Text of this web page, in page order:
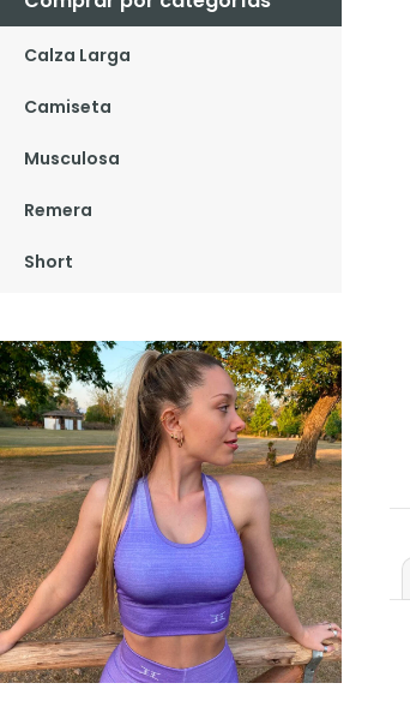
Calza Larga
Camiseta
Musculosa
Remera
Short